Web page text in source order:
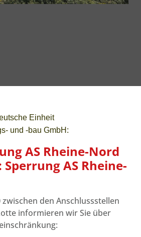
Einheit
und -bau GmbH:
AS Rheine-Nord
Sperrung AS Rheine-
den Anschlussstellen
informieren wir Sie über